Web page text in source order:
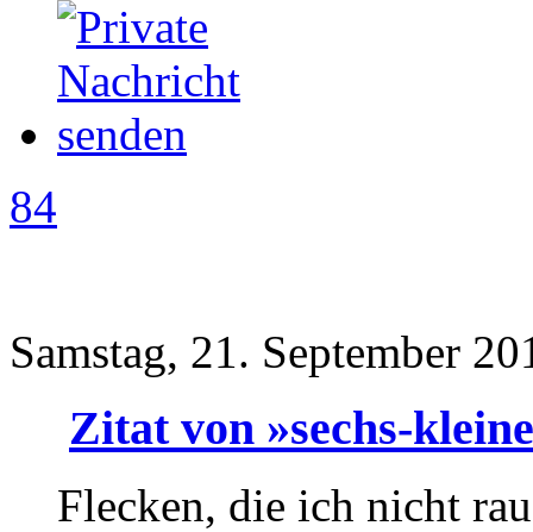
84
Samstag, 21. September
Zitat von »sechs-
Flecken, die ich nicht